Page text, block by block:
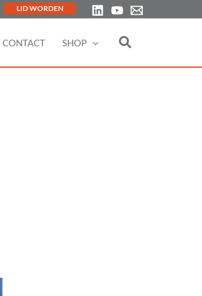
LID WORDEN
CONTACT SHOP